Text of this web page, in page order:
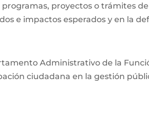
programas, proyectos o trámites
e impactos esperados y en la
Administrativo de la
ciudadana en la gestión